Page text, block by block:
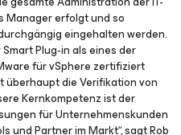
Manager erfolgt und so
eingehalten werden.
Plug-in als eines der
für vSphere zertifiziert
überhaupt die Verifikation von
Kernkompetenz ist der
für Unternehmenskunden
und Partner im Markt“, sagt Rob